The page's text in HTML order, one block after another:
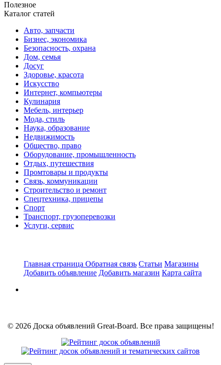
Полезное
Каталог статей
Авто, запчасти
Бизнес, экономика
Безопасность, охрана
Дом, семья
Досуг
Здоровье, красота
Искусство
Интернет, компьютеры
Кулинария
Мебель, интерьер
Мода, стиль
Наука, образование
Недвижимость
Общество, право
Оборудование, промышленность
Отдых, путешествия
Промтовары и продукты
Связь, коммуникации
Строительство и ремонт
Спецтехника, прицепы
Спорт
Транспорт, грузоперевозки
Услуги, сервис
Главная страница Обратная связь Статьи Магазины
Добавить объявление Добавить магазин Карта сайта
© 2026 Доска объявлений Great-Board. Все права защищены!